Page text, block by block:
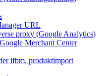
URL
proxy (Google Analytics)
Merchant Center
ifbm. produktimport